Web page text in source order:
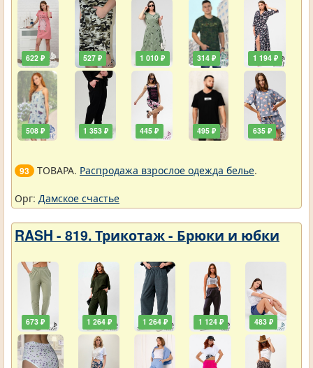
622 ₽
508 ₽
527 ₽
1 353 ₽
1 010 ₽
445 ₽
314 ₽
495 ₽
1 194 ₽
635 ₽
93 ТОВАРА. Распродажа взрослое одежда белье.
Орг: Дамское счастье
RASH - 819. Трикотаж - Брюки и юбки
673 ₽ 1 264 ₽ 1 264 ₽ 1 124 ₽ 483 ₽